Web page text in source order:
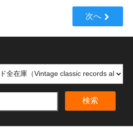
次へ
検索